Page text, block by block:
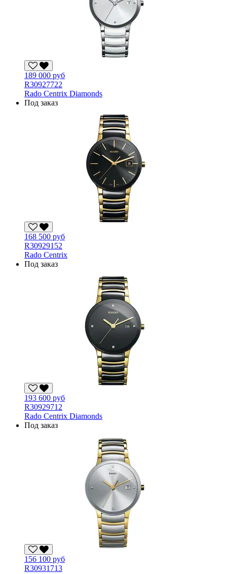
189 000 руб
R30927722
Rado Centrix Diamonds
Под заказ
168 500 руб
R30929152
Rado Centrix
Под заказ
193 600 руб
R30929712
Rado Centrix Diamonds
Под заказ
156 100 руб
R30931713